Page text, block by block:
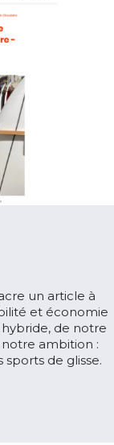
un article à
et économie
de notre
ambition :
de glisse.